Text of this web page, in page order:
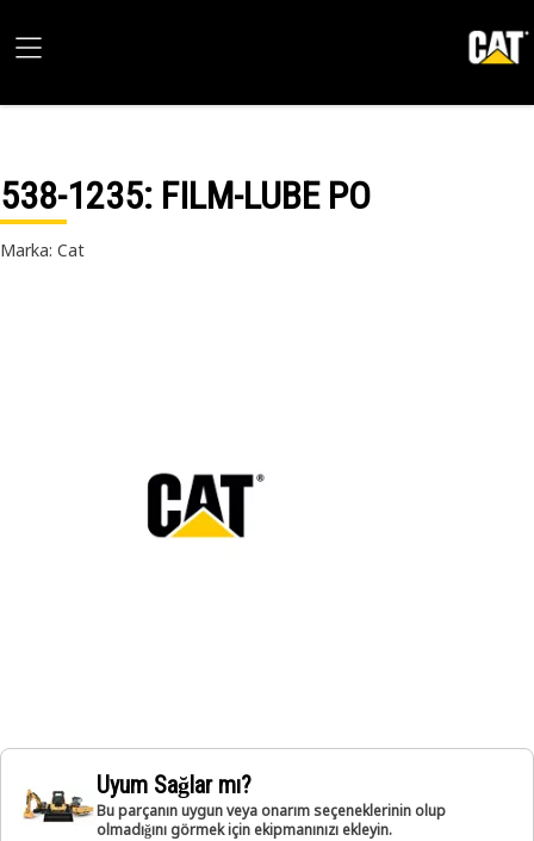
538-1235: FILM-LUBE PO
Marka: Cat
Uyum Sağlar mı?
Bu parçanın uygun veya onarım seçeneklerinin olup
olmadığını görmek için ekipmanınızı ekleyin.